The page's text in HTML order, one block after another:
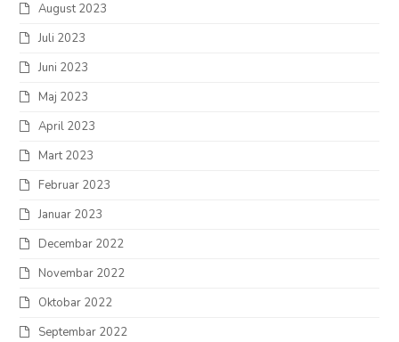
August 2023
Juli 2023
Juni 2023
Maj 2023
April 2023
Mart 2023
Februar 2023
Januar 2023
Decembar 2022
Novembar 2022
Oktobar 2022
Septembar 2022